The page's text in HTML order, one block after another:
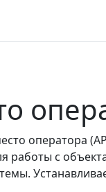
оператора
работы с